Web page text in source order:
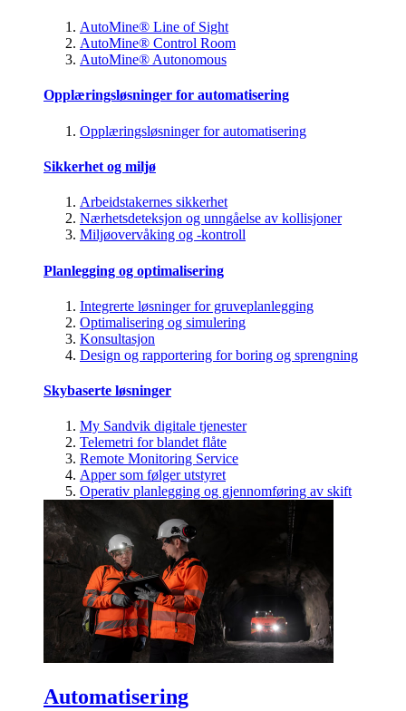
AutoMine® Line of Sight
AutoMine® Control Room
AutoMine® Autonomous
Opplæringsløsninger for automatisering
Opplæringsløsninger for automatisering
Sikkerhet og miljø
Arbeidstakernes sikkerhet
Nærhetsdeteksjon og unngåelse av kollisjoner
Miljøovervåking og -kontroll
Planlegging og optimalisering
Integrerte løsninger for gruveplanlegging
Optimalisering og simulering
Konsultasjon
Design og rapportering for boring og sprengning
Skybaserte løsninger
My Sandvik digitale tjenester
Telemetri for blandet flåte
Remote Monitoring Service
Apper som følger utstyret
Operativ planlegging og gjennomføring av skift
Automatisering